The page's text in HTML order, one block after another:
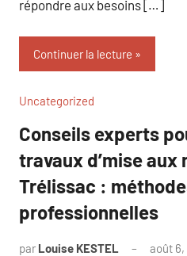
répondre aux besoins […]
Continuer la lecture
Uncategorized
Conseils experts
travaux d’mise aux
Trélissac :
professionnelles
par Louise KESTEL août 6,